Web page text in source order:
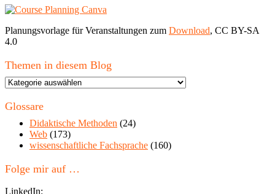
Planungsvorlage für Veranstaltungen zum Download, CC BY-SA
4.0
Themen in diesem Blog
Themen
diesem
Glossare
Didaktische Methoden (24)
Web (173)
wissenschaftliche Fachsprache (160)
Folge mir auf …
LinkedIn: